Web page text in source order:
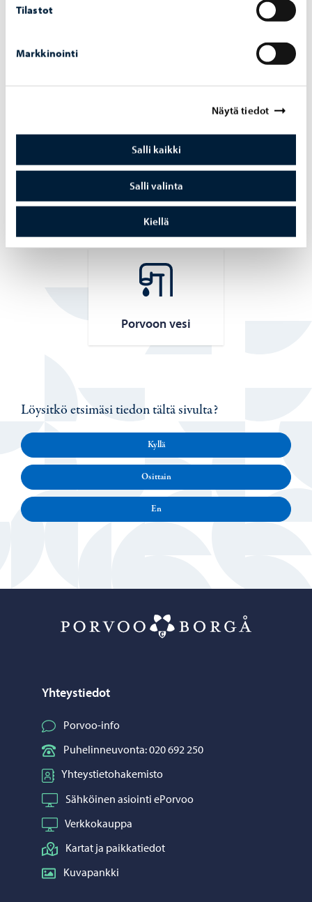
Tilastot
Markkinointi
Näytä tiedot
Salli kaikki
Salli valinta
Kiellä
rakennustietosi ajan tasalla.
Sinua saattaa lisäksi kiinnostaa
Il­mas­to­te­ko­jen Por­
voo
Rosk’n Roll
Por­voon vesi
Löysitkö etsimäsi tiedon tältä sivulta?
Kyllä
Osittain
En
Yhteystiedot
Porvoo-info
Puhelinneuvonta: 020 692 250
Yhteystietohakemisto
Sähköinen asiointi ePorvoo
Verkkokauppa
Kartat ja paikkatiedot
Kuvapankki